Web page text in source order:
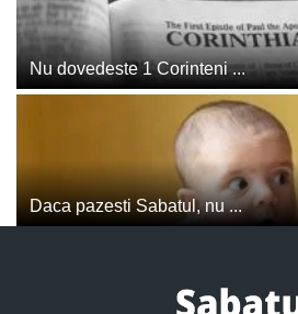
Nu dovedeste 1 Corinteni ...
Daca pazesti Sabatul, nu ...